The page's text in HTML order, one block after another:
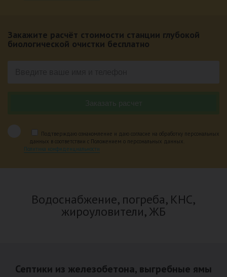
Закажите расчёт стоимости станции глубокой
биологической очистки бесплатно
Подтверждаю ознакомление и даю согласие на обработку персональных
данных в соответствии с Положением о персональных данных.
Политика конфиденциальности
Водоснабжение, погреба, КНС,
жироуловители, ЖБ
Септики из железобетона, выгребные ямы